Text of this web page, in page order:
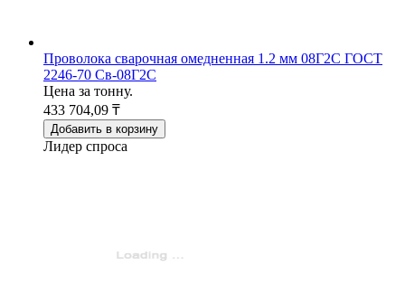
Проволока сварочная омедненная 1.2 мм 08Г2С ГОСТ
2246-70 Св-08Г2С
Цена за тонну.
433 704,09 ₸
Добавить в корзину
Лидер спроса